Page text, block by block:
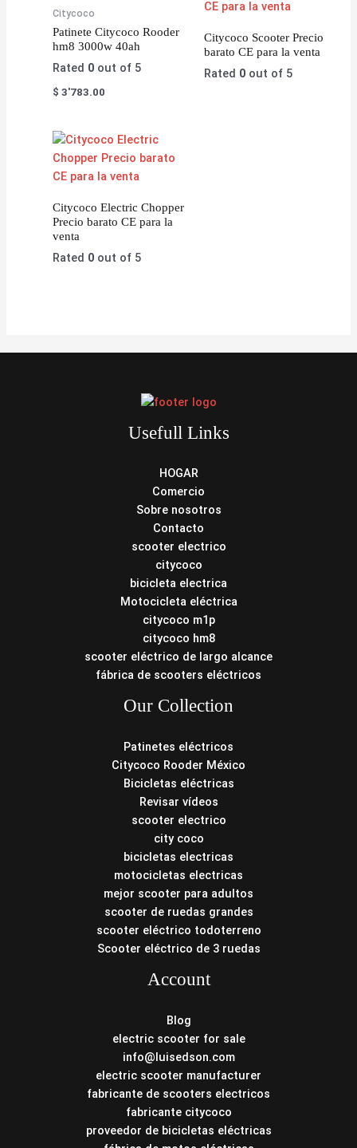
Citycoco
Patinete Citycoco Rooder
hm8 3000w 40ah
Rated 0 out of 5
$ 3'783.00
Citycoco Scooter Precio
barato CE para la venta
Rated 0out of 5
Citycoco Electric Chopper
Precio barato CE para la
venta
Rated 0 out of 5
Usefull Links
HOGAR
Comercio
Sobre nosotros
Contacto
scooter electrico
citycoco
bicicleta electrica
Motocicleta eléctrica
citycoco m1p
citycoco hm8
scooter eléctrico de largo alcance
fábrica de scooters eléctricos
Our Collection
Patinetes eléctricos
Citycoco Rooder México
Bicicletas eléctricas
Revisar vídeos
scooter electrico
city coco
bicicletas electricas
motocicletas electricas
mejor scooter para adultos
scooter de ruedas grandes
scooter eléctrico todoterreno
Scooter eléctrico de 3 ruedas
Account
Blog
electric scooter for sale
info@luisedson.com
electric scooter manufacturer
fabricante de scooters electricos
fabricante citycoco
proveedor de bicicletas eléctricas